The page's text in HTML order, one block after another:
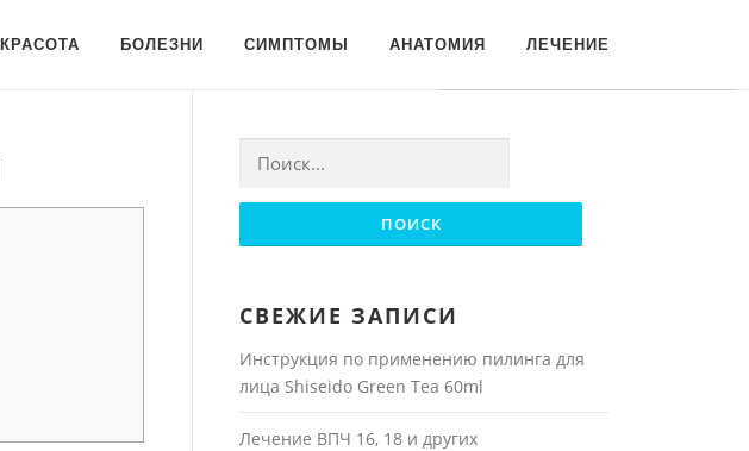
КРАСОТА БОЛЕЗНИ СИМПТОМЫ АНАТОМИЯ ЛЕЧЕНИЕ
Найти:
СВЕЖИЕ ЗАПИСИ
Инструкция по применению пилинга для
лица Shiseido Green Tea 60ml
Лечение ВПЧ 16, 18 и других
Для любых предложений по